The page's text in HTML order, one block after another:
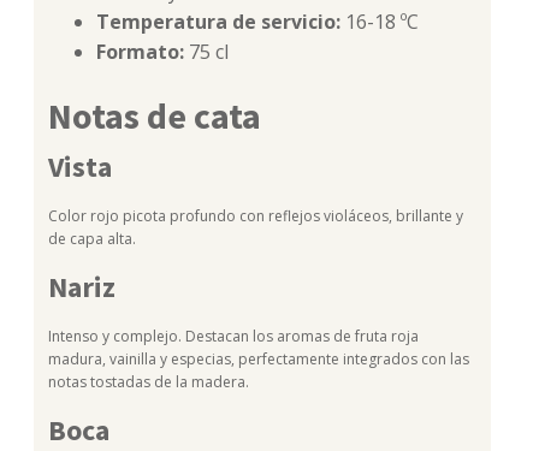
Temperatura de servicio: 16-18 ºC
Formato: 75 cl
Notas de cata
Vista
Color rojo picota profundo con reflejos violáceos, brillante y
de capa alta.
Nariz
Intenso y complejo. Destacan los aromas de fruta roja
madura, vainilla y especias, perfectamente integrados con las
notas tostadas de la madera.
Boca